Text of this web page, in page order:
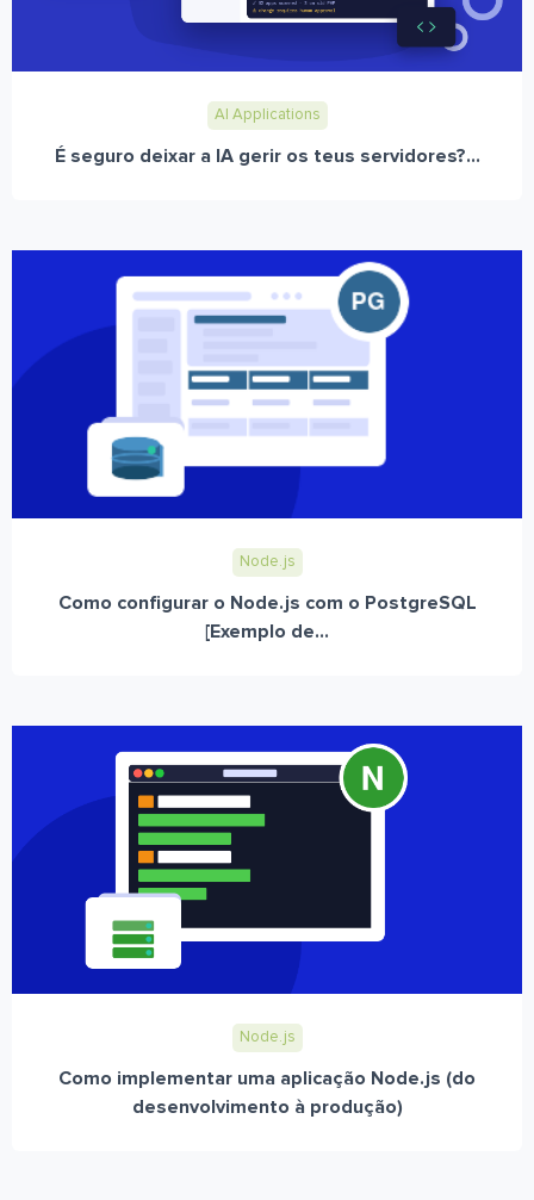
AI Applications
É seguro deixar a IA gerir os teus servidores?...
Node.js
Como configurar o Node.js com o PostgreSQL
[Exemplo de...
Node.js
Como implementar uma aplicação Node.js (do
desenvolvimento à produção)